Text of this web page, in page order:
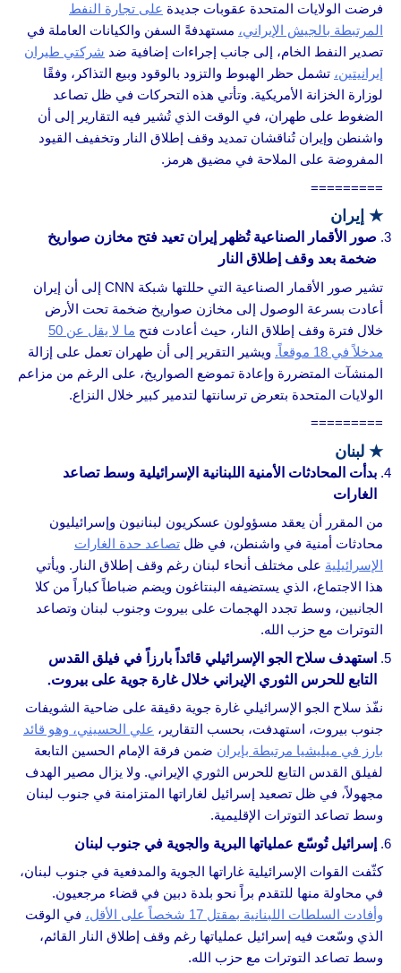
فرضت الولايات المتحدة عقوبات جديدة على تجارة النفط
المرتبطة بالجيش الإيراني، مستهدفةً السفن والكيانات العاملة في
تصدير النفط الخام، إلى جانب إجراءات إضافية ضد شركتي طيران
إيرانيتين، تشمل حظر الهبوط والتزود بالوقود وبيع التذاكر، وفقًا
لوزارة الخزانة الأمريكية. وتأتي هذه التحركات في ظل تصاعد
الضغوط على طهران، في الوقت الذي تُشير فيه التقارير إلى أن
واشنطن وإيران تُناقشان تمديد وقف إطلاق النار وتخفيف القيود
المفروضة على الملاحة في مضيق هرمز.
=========
★ إيران
صور الأقمار الصناعية تُظهر إيران تعيد فتح مخازن صواريخ
ضخمة بعد وقف إطلاق النار
تشير صور الأقمار الصناعية التي حللتها شبكة CNN إلى أن إيران
أعادت بسرعة الوصول إلى مخازن صواريخ ضخمة تحت الأرض
خلال فترة وقف إطلاق النار، حيث أعادت فتح
ما لا يقل عن 50
مدخلاً في 18 موقعاً.
ويشير التقرير إلى أن طهران تعمل على إزالة
المنشآت المتضررة وإعادة تموضع الصواريخ، على الرغم من مزاعم
الولايات المتحدة بتعرض ترسانتها لتدمير كبير خلال النزاع.
=========
★ لبنان
بدأت المحادثات الأمنية اللبنانية الإسرائيلية وسط تصاعد
الغارات
من المقرر أن يعقد مسؤولون عسكريون لبنانيون وإسرائيليون
محادثات أمنية في واشنطن، في ظل تصاعد حدة الغارات
الإسرائيلية على مختلف أنحاء لبنان رغم وقف إطلاق النار. ويأتي
هذا الاجتماع، الذي يستضيفه البنتاغون ويضم ضباطاً كباراً من كلا
الجانبين، وسط تجدد الهجمات على بيروت وجنوب لبنان وتصاعد
التوترات مع حزب الله.
استهدف سلاح الجو الإسرائيلي قائداً بارزاً في فيلق القدس
التابع للحرس الثوري الإيراني خلال غارة جوية على بيروت.
نفّذ سلاح الجو الإسرائيلي غارة جوية دقيقة على ضاحية الشويفات
جنوب بيروت، استهدفت، بحسب التقارير، علي الحسيني، وهو قائد
بارز في ميليشيا مرتبطة بإيران ضمن فرقة الإمام الحسين التابعة
لفيلق القدس التابع للحرس الثوري الإيراني. ولا يزال مصير الهدف
مجهولاً، في ظل تصعيد إسرائيل لغاراتها المتزامنة في جنوب لبنان
وسط تصاعد التوترات الإقليمية.
إسرائيل تُوسّع عملياتها البرية والجوية في جنوب لبنان
كثّفت القوات الإسرائيلية غاراتها الجوية والمدفعية في جنوب لبنان،
في محاولة منها للتقدم براً نحو بلدة دبين في قضاء مرجعيون.
وأفادت السلطات اللبنانية بمقتل 17 شخصاً على الأقل،
في الوقت
الذي وسّعت فيه إسرائيل عملياتها رغم وقف إطلاق النار القائم،
وسط تصاعد التوترات مع حزب الله.